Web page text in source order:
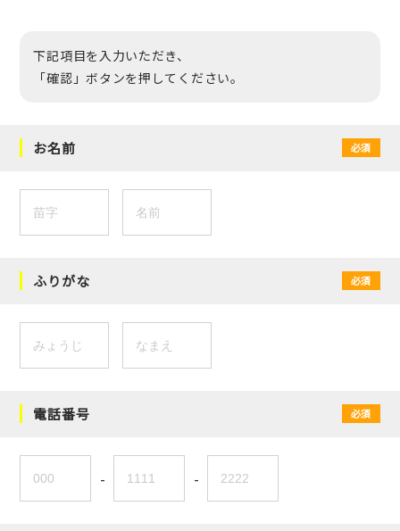
下記項目を入力いただき、
「確認」ボタンを押してください。
お名前 必須
ふりがな 必須
電話番号 必須
- -